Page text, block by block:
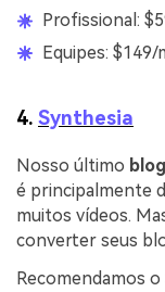
Profissional:
Equipes: $149/
4. Synthesia
Nosso último
é principalmente
muitos vídeos.
converter seus
Recomendamos